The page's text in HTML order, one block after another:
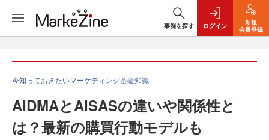
事例を探す ログイン
新規
会員登録
今知っておきたいマーケティング基礎知識
AIDMAとAISASの違いや関係性と
は？最新の購買行動モデルも